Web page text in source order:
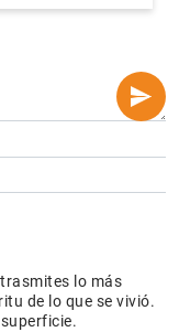
lo más
de lo que se vivió.